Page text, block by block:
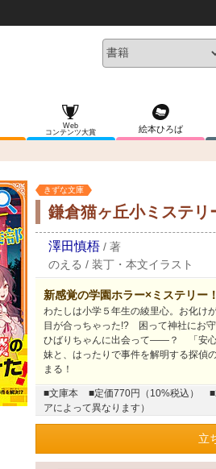
Web
コンテンツ大賞
絵本ひろば
きずな文庫
鎌倉猫ヶ丘小ミステリ
澤田慎梧 / 著
のえる / 装丁・本文イラスト
新感覚の学園ホラー×ミステリー！
わたしは小学５年生の綾里心。お化け
目が合っちゃった!? 困って神社にお
ひばりちゃんに出会って――？ 「安
妹と、はったりで事件を解明する探偵
まる！
■文庫本 ■定価770円（10%税込）
アによって異なります）
立